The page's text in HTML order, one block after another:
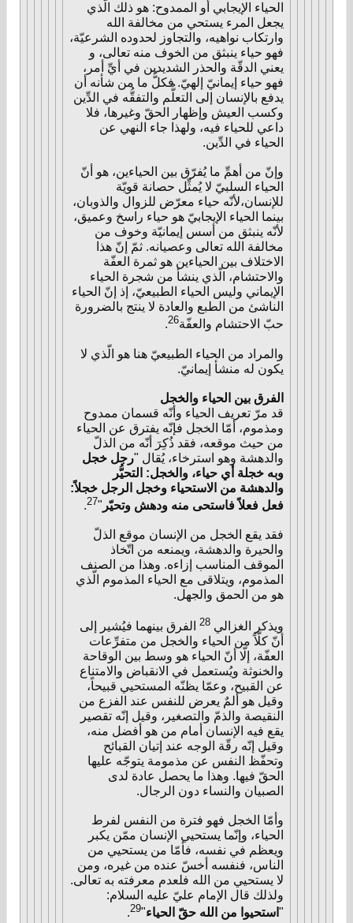
الحياء الإيجابي أو الممدوح: هو ذلك الّذي
يجعل المرء يستحي من مخالفة الله
وارتكاب نواهيه، والتجاوز لحدوده الشرعيّة،
فهو حياء ينبثق من الخوف منه تعالى، و
يعني الدقّة والحذر الشديدين في أيِّ أمر،
فهو حياء إيمانيّ إلهيّ. فكلُّ ما من شأنه أن
يدفع بالإنسان إلى التعلُّم والتفقُّه في الدِّين
وكسب العيش وإظهار الحقّ وغيرها، فلا
داعي للحياء فيه، ولهذا جاء النهي عن
الحياء في الدِّين.
وإنّ من أهمِّ ما يُفرّق بين الحياءين، هو أنّ
الحياء السلبيّ لا يُمثِّل حصانة قويّة
للإنسان،لأنّه حياء معرّض للزوال والذوبان،
بينما الحياء الإيجابيّ هو حياء راسخ وعميق،
لأنّه ينبثق من أسس إيمانيّة وخوف من
مخالفة الله تعالى وعصيانه. ثمّ إنّ هذا
الاختلاف بين الحياءين هو ثمرة العفّة
والاحتشام، الّذي ينشأ من شجرة الحياء
الإيماني وليس الحياء الطبيعيّ، إذ إنّ الحياء
الناشئ من الطبع والعادة لا ينتج بالضرورة
حبّ الاحتشام والعفّة26
.
والمراد من الحياء الطبيعيّ هنا هو الّذي لا
يكون له منشأ إيمانيّ.
الفرق بين الحياء والخجل
قد مرّ تعريف الحياء وأنّه قسمان ممدوح
ومذموم، أمّا الخجل فإنّه يفترق عن الحياء
من حيث موقعه، فقد ذُكِرَ أنّه من الذلّ
والدهشة وهو استرخاء، يُقال "رجل خجل
وبه خجلة أي حياء، والخجل: التحيُّر
والدهشة من الاستحياء وخجل الرجل خجلاً:
فعل فعلاً فاستحى منه ودهش وتحيّر "
27
.
فقد يقع الخجل من الإنسان موقع الذلّ
والحيرة والدهشة، ويمنعه من اتّخاذ
الموقف المناسب إزاءه. وهذا من الصنف
المذموم، ويتلاقى مع الحياء المذموم الّذي
هو من الحمق والجهل.
ويذكر الغزالي 28
الفرق بينهما فيُشير إلى
أنّ كلّاً من الحياء والخجل من متفرِّعات
العفّة، إلّا أنّ الحياء هو وسط بين الوقاحة
والخنوثة ويُستعمل في الانقباض والامتناع
عن القبيح، وعمّا يظنّه المستحيي قبيحاً،
وقيل هو ألمٌ يعرض للنفس عند الفزع من
النقيصة والذمّ والتصغير، وقيل إنّه تقصير
يقع فيه الإنسان أمام من هو أفضل منه،
وقيل إنّه رقّة الوجه عند إتيان القبائح
وتحفّظ النفس عن مذمومة يتوجّه عليها
الحقّ فيها. وهذا ما يحصل عادة لدى
الصبيان والنساء دون الرجال.
وأمّا الخجل فهو فترة من النفس لفرط
الحياء، وإنّما يستحيي الإنسان ممّن يكبر
ويعظم في نفسه، فأمّا من يستحيي من
الناس، فنفسه أخسّ عنده من غيره، ومن
لا يستحيي من الله فلعدم معرفته به تعالى.
ولذلك قال الإمام عليّ عليه السلام:
" استحيوا من الله حقّ الحياء"
29
.